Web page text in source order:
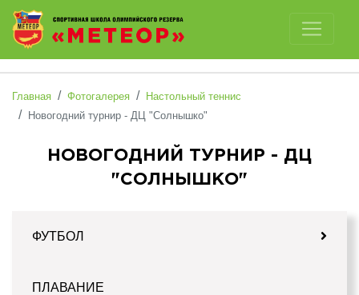
Отключить картинки
Главная Фотогалерея
Настольный теннис
Новогодний турнир - ДЦ "Солнышко"
НОВОГОДНИЙ ТУРНИР - ДЦ
"СОЛНЫШКО"
ФУТБОЛ
ПЛАВАНИЕ